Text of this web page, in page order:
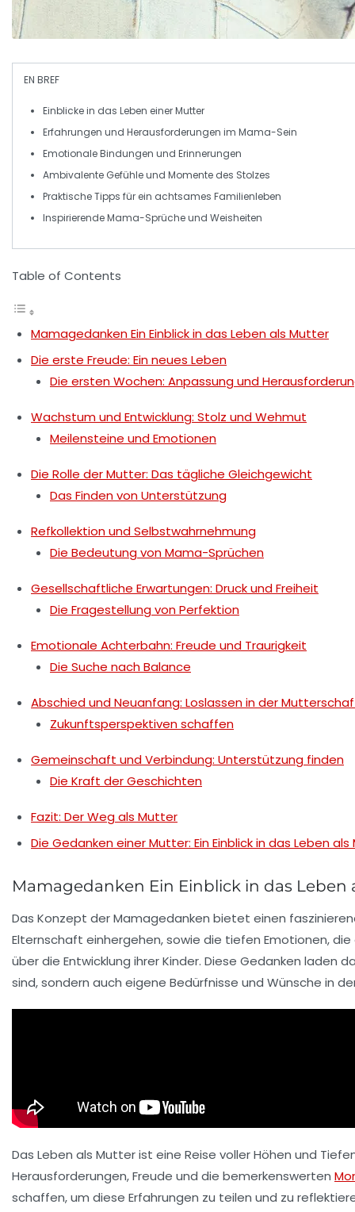
EN BREF
Einblickein das Leben einerMutter
Erfahrungen und Herausforderungen im Mama-Sein
EmotionaleBindungen und Erinnerungen
Ambivalente Gefühleund Momente des Stolzes
PraktischeTipps für ein achtsames Familienleben
InspirierendeMama-Sprücheund Weisheiten
Table of Contents
Mamagedanken Ein Einblick in das Leben als Mutter
Die erste Freude: Ein neues Leben
Die ersten Wochen: Anpassung und
Wachstum und Entwicklung: Stolz und Wehmut
Meilensteine und Emotionen
Die Rolle der Mutter: Das tägliche Gleichgewicht
Das Finden von Unterstützung
Refkollektion und Selbstwahrnehmung
Die Bedeutung von Mama-Sprüchen
Gesellschaftliche Erwartungen: Druck und Freiheit
Die Fragestellung von Perfektion
Emotionale Achterbahn: Freude und Traurigkeit
Die Suche nach Balance
Abschied und Neuanfang: Loslassen in der
Zukunftsperspektiven schaffen
Gemeinschaft und Verbindung: Unterstützung finden
Die Kraft der Geschichten
Fazit: Der Weg als Mutter
Die Gedanken einer Mutter: Ein Einblick in das Leben als
Mamagedanken Ein Einblick in das Leben
Das Konzept derMamagedanken bietet einen
Elternschaft einhergehen, sowie die tiefen Emotionen,
über die Entwicklung ihrer Kinder. Diese Gedanken laden
sind, sondern auch eigene Bedürfnisse und Wünsche in
Das Leben als Mutter ist eine Reise voller Höhen und
Herausforderungen, Freude und die bemerkenswerten
schaffen, um diese Erfahrungen zu teilen und zu